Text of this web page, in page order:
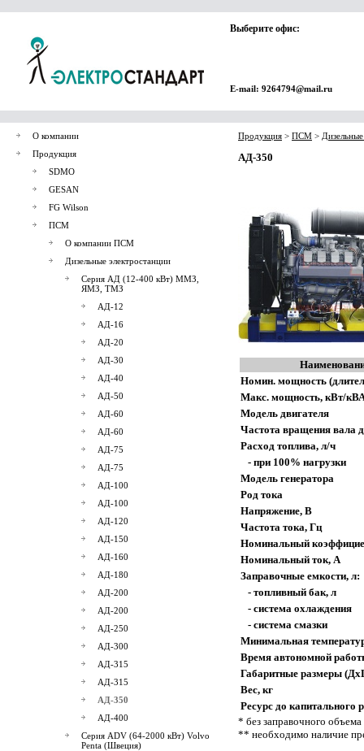
Выберите офис:
E-mail: 9264794@mail.ru
О компании
Продукция
SDMO
GESAN
FG Wilson
ПСМ
О компании ПСМ
Дизельные электростанции
Серия АД (12-400 кВт) ММЗ,
ЯМЗ, ТМЗ
АД-12
АД-16
АД-20
АД-30
АД-40
АД-50
АД-60
АД-60
АД-75
АД-75
АД-100
АД-100
АД-120
АД-150
АД-160
АД-180
АД-200
АД-200
АД-250
АД-300
АД-315
АД-315
АД-350
АД-400
Серия ADV (64-2000 кВт) Volvo
Penta (Швеция)
Продукция > ПСМ >
АД-350
Номин. мощность
Макс. мощность, кВт/
Модель двигателя
Частота вращения вала
Расход топлива, л/ч
- при 100% нагрузки
Модель генератора
Род тока
Напряжение, В
Частота тока, Гц
Номинальный
Номинальный ток, А
Заправочные емкости, л:
- топливный бак, л
- система охлаждения
- система смазки
Минимальная
Время автономной
Габаритные размеры
Вес, кг
Ресурс до капитального
* без заправочного
** необходимо наличие